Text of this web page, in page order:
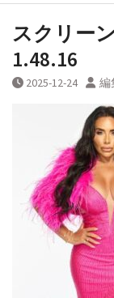
スクリー
1.48.16
2025-12-24 編